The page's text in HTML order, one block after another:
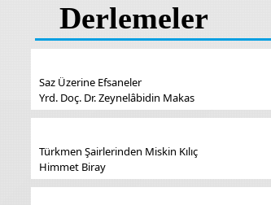
Derlemeler
Saz Üzerine Efsaneler
Yrd. Doç. Dr. Zeynelâbidin Makas
Türkmen Şairlerinden Miskin Kılıç
Himmet Biray